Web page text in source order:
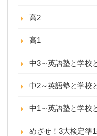
高2
高1
中3～英語塾と学校
中2～英語塾と学校
中1～英語塾と学校
めざせ！3大検定準